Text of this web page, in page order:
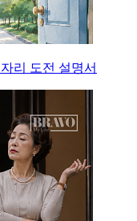
리 도전 설명서